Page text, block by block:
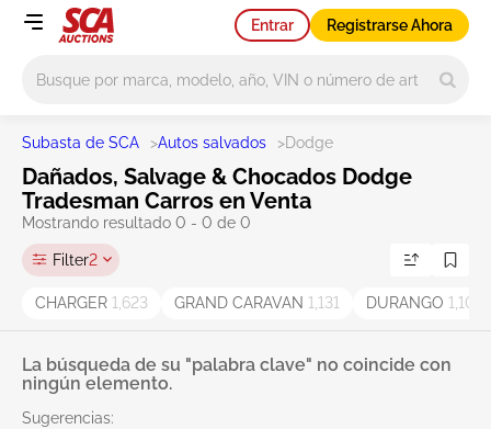
Entrar Registrarse Ahora
Subasta de SCA >Autos salvados >Dodge
Dañados, Salvage & Chocados Dodge
Tradesman Carros en Venta
Mostrando resultado 0 - 0 de 0
Filter2
CHARGER 1,623 GRAND CARAVAN 1,131 DURANGO 1,106
La búsqueda de su "palabra clave" no coincide con
ningún elemento.
Sugerencias: